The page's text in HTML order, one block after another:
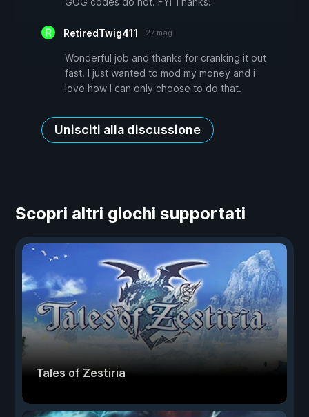
RetiredTwig411 27 mag
Wonderful job and thanks for cranking it out
fast. I just wanted to mod my money and i
love how I can only choose to do that.
Unisciti alla discussione
Scopri altri giochi supportati
Tales of Zestiria